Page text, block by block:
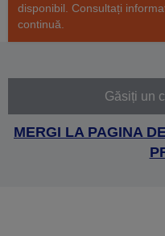
disponibil. Consultați
continuă.
Găsiți un
MERGI LA PAGINA